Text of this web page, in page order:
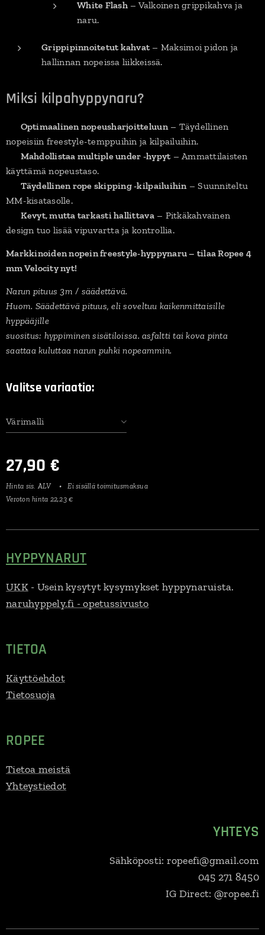
White Flash– Valkoinen grippikahva ja
naru.
Grippipinnoitetut kahvat – Maksimoi pidon ja
hallinnan nopeissa liikkeissä.
Miksi kilpahyppynaru?
Optimaalinen nopeusharjoitteluun– Täydellinen
nopeisiin freestyle-temppuihin ja kilpailuihin.
Mahdollistaa multiple under -hypyt – Ammattilaisten
käyttämä nopeustaso.
Täydellinen rope skipping -kilpailuihin – Suunniteltu
MM-kisatasolle.
Kevyt, mutta tarkasti hallittava– Pitkäkahvainen
design tuo lisää vipuvartta ja kontrollia.
Markkinoiden nopein freestyle-hyppynaru – tilaa Ropee 4
mm Velocity nyt!
Narun pituus 3m / säädettävä.
Huom. Säädettävä pituus, eli soveltuu kaikenmittaisille
hyppääjille
suositus: hyppiminen sisätiloissa. asfaltti tai kova pinta
saattaa kuluttaa narun puhki nopeammin.
Valitse variaatio:
Värimalli
27,90 €
Hinta sis. ALV
Ei sisällä toimitusmaksua
Veroton hinta 22,23 €
HYPPYNARUT
UKK- Usein kysytyt kysymykset hyppynaruista.
naruhyppely.fi - opetussivusto
TIETOA
Käyttöehdot
Tietosuoja
ROPEE
Tietoa meistä
Yhteystiedot
YHTEYS
Sähköposti: ropeefi@gmail.com
045 271 8450
IG Direct: @ropee.fi